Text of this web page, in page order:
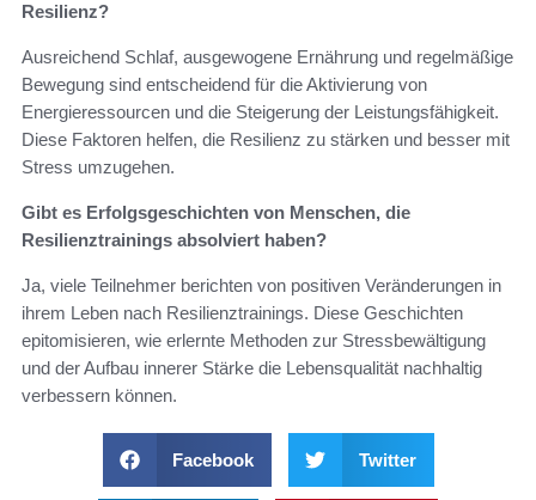
Resilienz?
Ausreichend Schlaf, ausgewogene Ernährung und regelmäßige
Bewegung sind entscheidend für die Aktivierung von
Energieressourcen und die Steigerung der Leistungsfähigkeit.
Diese Faktoren helfen, die Resilienz zu stärken und besser mit
Stress umzugehen.
Gibt es Erfolgsgeschichten von Menschen, die
Resilienztrainings absolviert haben?
Ja, viele Teilnehmer berichten von positiven Veränderungen in
ihrem Leben nach Resilienztrainings. Diese Geschichten
epitomisieren, wie erlernte Methoden zur Stressbewältigung
und der Aufbau innerer Stärke die Lebensqualität nachhaltig
verbessern können.
Facebook Twitter